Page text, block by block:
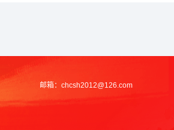
邮箱： chcsh2012@126.com